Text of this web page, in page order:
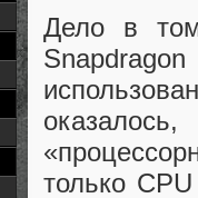
Дело в
только